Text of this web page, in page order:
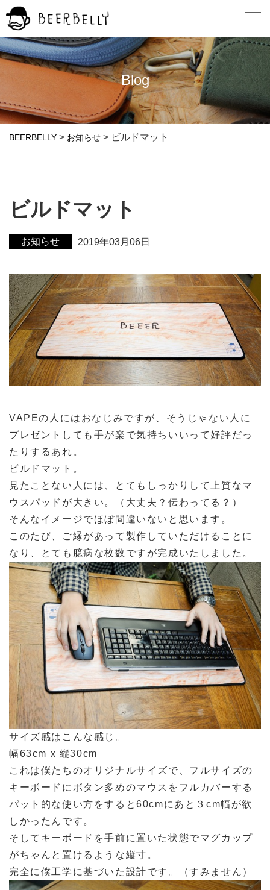
Blog
BEERBELLY > お知らせ > ビルドマット
ビルドマット
お知らせ 2019年03月06日
VAPEの人にはおなじみですが、そうじゃない人に
プレゼントしても手が楽で気持ちいいって好評だっ
たりするあれ。
ビルドマット。
見たことない人には、とてもしっかりして上質なマ
ウスパッドが大きい。（大丈夫？伝わってる？）
そんなイメージでほぼ間違いないと思います。
このたび、ご縁があって製作していただけることに
なり、とても臆病な枚数ですが完成いたしました。
サイズ感はこんな感じ。
幅63cm x 縦30cm
これは僕たちのオリジナルサイズで、フルサイズの
キーボードにボタン多めのマウスをフルカバーする
パット的な使い方をすると60cmにあと３cm幅が欲
しかったんです。
そしてキーボードを手前に置いた状態でマグカップ
がちゃんと置けるような縦寸。
完全に僕工学に基づいた設計です。（すみません）